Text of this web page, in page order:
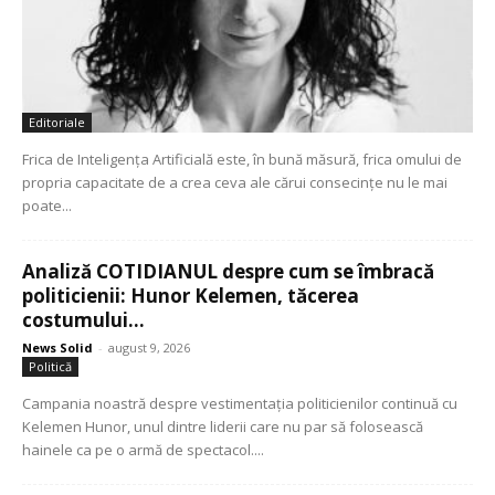
Editoriale
Frica de Inteligența Artificială este, în bună măsură, frica omului de
propria capacitate de a crea ceva ale cărui consecințe nu le mai
poate...
Analiză COTIDIANUL despre cum se îmbracă
politicienii: Hunor Kelemen, tăcerea
costumului...
News Solid - august 9, 2026
Politică
Campania noastră despre vestimentația politicienilor continuă cu
Kelemen Hunor, unul dintre liderii care nu par să folosească
hainele ca pe o armă de spectacol....